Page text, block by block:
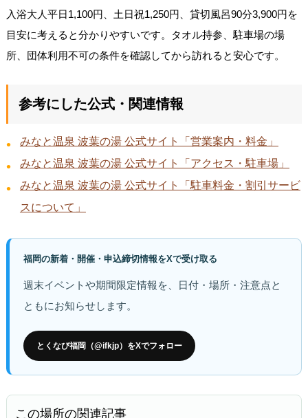
入浴大人平日1,100円、土日祝1,250円、貸切風呂90分3,900円を
目安に考えると分かりやすいです。タオル持参、駐車場の場
所、団体利用不可の条件を確認してから訪れると安心です。
参考にした公式・関連情報
みなと温泉 波葉の湯 公式サイト「営業案内・料金」
みなと温泉 波葉の湯 公式サイト「アクセス・駐車場」
みなと温泉 波葉の湯 公式サイト「駐車料金・割引サービ
スについて」
福岡の新着・開催・申込締切情報をXで受け取る
週末イベントや期間限定情報を、日付・場所・注意点と
ともにお知らせします。
とくなび福岡（@ifkjp）をXでフォロー
この場所の関連記事